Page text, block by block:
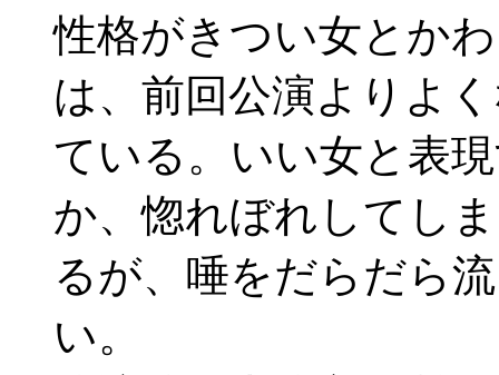
性格がきつい女とか
は、前回公演よりよ
ている。いい女と表
か、惚れぼれしてし
るが、唾をだらだら
い。